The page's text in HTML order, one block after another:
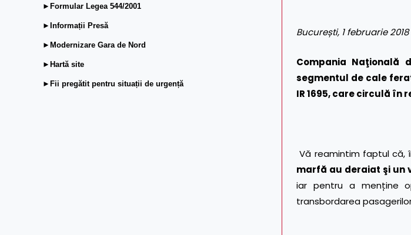
►Formular Legea 544/2001
►Informații Presă
►Modernizare Gara de Nord
►Hartă site
►Fii pregătit pentru situații de urgență
București, 1 februarie 2018
Compania Naţională
segmentul de cale
IR 1695, care circulă în
Vă reamintim faptul că,
marfă au deraiat şi un
iar pentru a menține
transbordarea